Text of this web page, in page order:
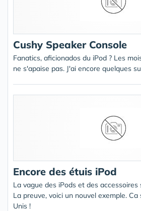
Cushy Speaker Console
Fanatics, aficionados du iPod ? Les
ne s'apaise pas. J'ai encore quelques
Encore des étuis iPod
La vague des iPods et des accessoires
La preuve, voici un nouvel exemple.
Unis !